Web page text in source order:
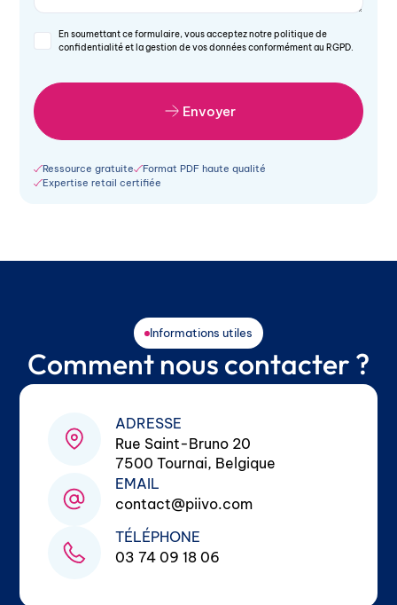
En soumettant ce formulaire, vous acceptez notre politique de
confidentialité et la gestion de vos données conformément au RGPD.
Envoyer
Ressource gratuite
Format PDF haute qualité
Expertise retail certifiée
Informations utiles
Comment nous contacter ?
ADRESSE
Rue Saint-Bruno 20
7500 Tournai, Belgique
EMAIL
contact@piivo.com
TÉLÉPHONE
03 74 09 18 06